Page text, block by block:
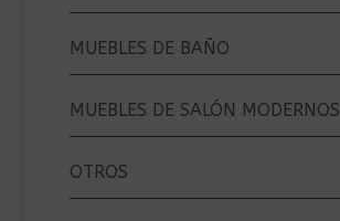
MUEBLES DE BAÑO
MUEBLES DE SALÓN MODERNOS
OTROS